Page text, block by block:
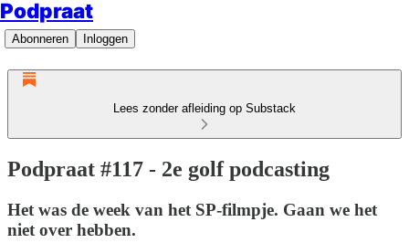
Podpraat
Abonneren Inloggen
Lees zonder afleiding op Substack
Podpraat #117 - 2e golf podcasting
Het was de week van het SP-filmpje. Gaan we het
niet over hebben.